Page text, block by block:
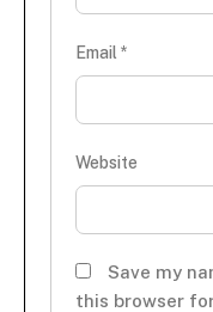
Email *
Website
Save my
this browser